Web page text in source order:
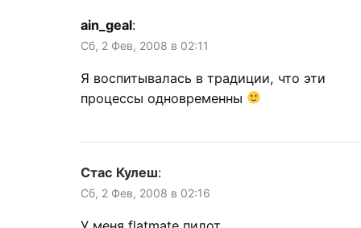
ain_geal:
Сб, 2 Фев, 2008 в 02:11
Я воспитывалась в традиции, что эти
процессы одновременны
Стас Кулеш:
Сб, 2 Фев, 2008 в 02:16